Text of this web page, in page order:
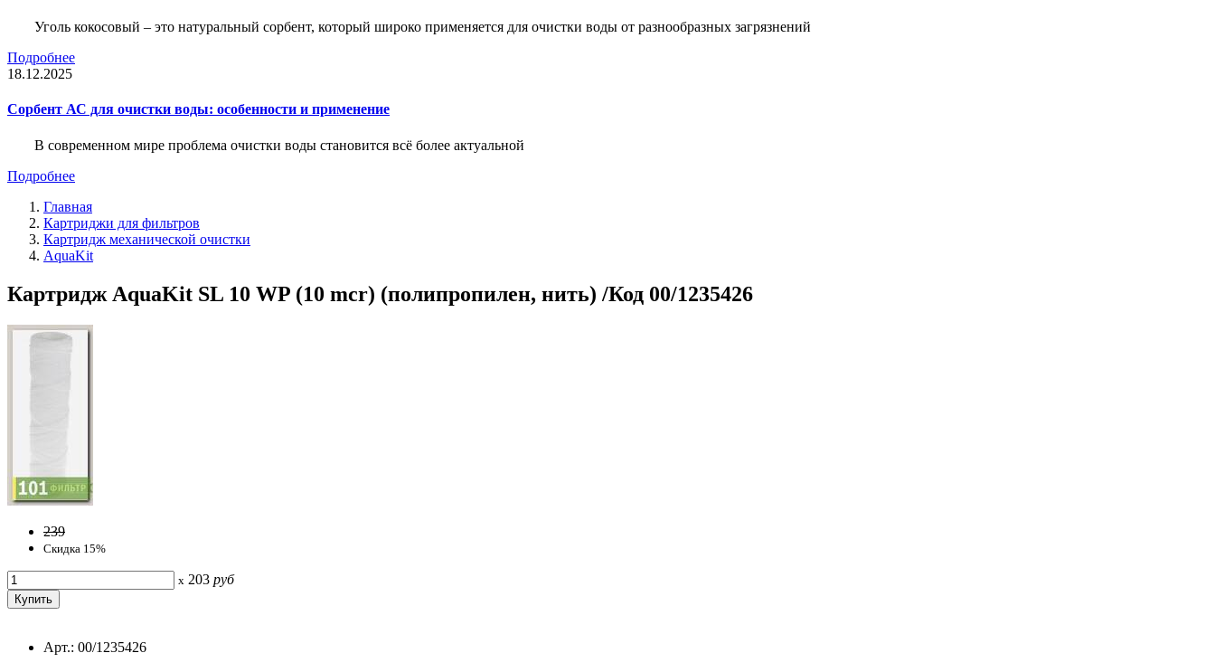
Уголь кокосовый – это натуральный сорбент, который широко применяется для очистки воды от разнообразных загрязнений
Подробнее
18.12.2025
Сорбент АС для очистки воды: особенности и применение
В современном мире проблема очистки воды становится всё более актуальной
Подробнее
Главная
Картриджи для фильтров
Картридж механической очистки
AquaKit
Картридж AquaKit SL 10 WP (10 mcr) (полипропилен, нить) /Код 00/1235426
239
Скидка 15%
x 203 руб
Арт.: 00/1235426